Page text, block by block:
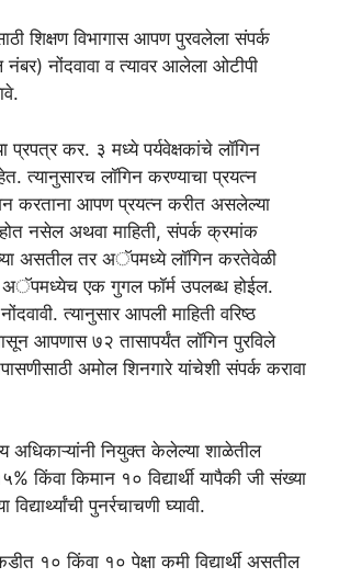
शिक्षण विभागास आपण पुरवलेला संपर्क
नोंदवावा व त्यावर आलेला ओटीपी
प्रपत्र कर. ३ मध्ये पर्यवेक्षकांचे लॉगिन
त्यानुसारच लॉगिन करण्याचा प्रयत्न
करताना आपण प्रयत्न करीत असलेल्या
नसेल अथवा माहिती, संपर्क क्रमांक
असतील तर अॅपमध्ये लॉगिन करतेवेळी
अॅपमध्येच एक गुगल फॉर्म उपलब्ध होईल.
त्यानुसार आपली माहिती वरिष्ठ
आपणास ७२ तासापर्यंत लॉगिन पुरविले
अमोल शिनगारे यांचेशी संपर्क करावा
अधिकाऱ्यांनी नियुक्त केलेल्या शाळेतील
किंवा किमान १० विद्यार्थी यापैकी जी संख्या
पुनर्रचाचणी घ्यावी.
१० किंवा १० पेक्षा कमी विद्यार्थी असतील